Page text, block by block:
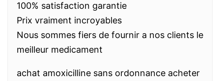
100% satisfaction garantie
Prix vraiment incroyables
Nous sommes fiers de fournir a nos clients le
meilleur medicament
achat amoxicilline sans ordonnance acheter